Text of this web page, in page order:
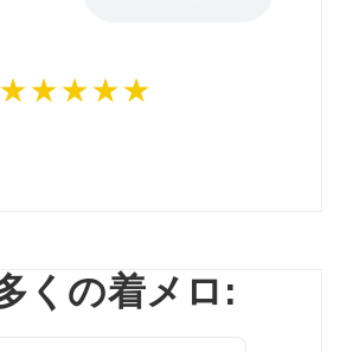
★★★★★
くの着メロ: